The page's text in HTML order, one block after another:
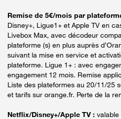
Remise de 5€/mois par
Disney+, Ligue1+ et Apple TV en
Livebox Max, avec décodeur
plateforme (s) en plus auprès
suivant la mise en service et
plateforme. Ligue 1+ : avec
engagement 12 mois. Remise
Liste des plateformes au 20/11/25
et tarifs sur orange.fr. Perte de la
Netflix/Disney+/Apple TV : valable